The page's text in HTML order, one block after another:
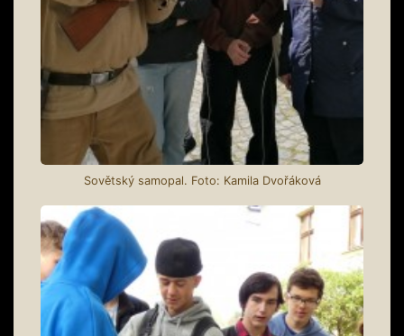
Sovětský samopal. Foto: Kamila Dvořáková